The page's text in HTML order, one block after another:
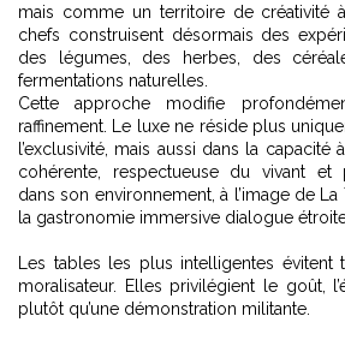
mais comme un territoire de créativité
chefs construisent désormais des
des légumes, des herbes, des
fermentations naturelles.
Cette approche modifie
raffinement. Le luxe ne réside plus
l’exclusivité, mais aussi dans la capacité
cohérente, respectueuse du vivant et
dans son environnement, à l’image de La
la gastronomie immersive dialogue
Les tables les plus intelligentes évitent
moralisateur. Elles privilégient le goût,
plutôt qu’une démonstration militante.